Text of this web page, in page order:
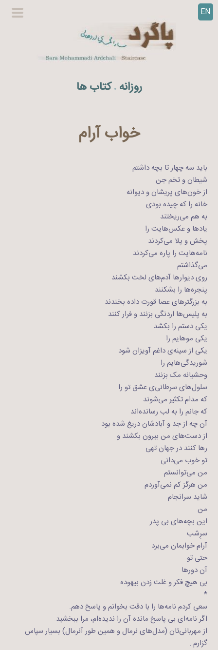
EN
روزانه . کتاب ها
خواب آرام
باید سه چهار تا بچه داشتم
شیطان و تخم جن
از خون‌های پریشان و دیوانه
خانه را که چیده بودی
به هم می‌ریختند
یادها و عکس‌هایت را
پخش و پلا می‌کردند
نامه‌هایت را پاره می‌کردند
می‌گذاشتم
روی دیوارها آدم‌های لخت بکشند
پنجره‌ها را بشکنند
به بزرگترهای عصا قورت داده بخندند
به پلیس‌ها اردنگی بزنند و فرار کنند
یکی دستم را بکشد
یکی موهایم را
یکی از سینه‌‌ی داغم آویزان شود
شوریدگی‌هایم را
وحشیانه مک بزنند
سلول‌های سرطانی‌ی عشق تو را
که مدام تکثیر می‌شوند
که جانم را به لب رسانده‌اند
آن چه از جد و آبادشان دریغ شده بود
از دست‌های من بیرون بکشند و
رها ‌کنند در جهان تهی
تو خوب می‌دانی
من می‌توانستم
من هرگز کم نمی‌آوردم
شاید سرانجام
من
این بچه‌های بی پدر
سرِشب
آرام خوابمان می‌برد
حتی تو
آن دورها
بی هیچ فکر و غلت زدن بیهوده
*
سعی کردم نامه‌ها را با دقت بخوانم و پاسخ دهم.
اگر نامه‌ای بی پاسخ مانده آن را ندیده‌ام، مرا ببخشید.
از مهربانی‌تان (مدل‌های نرمال و همین طور آنرمال) بسیار سپاس
گزارم .